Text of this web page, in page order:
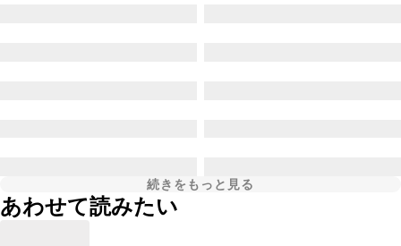
続きをもっと見る
あわせて読みたい